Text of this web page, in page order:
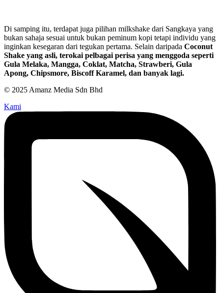
Di samping itu, terdapat juga pilihan milkshake dari Sangkaya yang
bukan sahaja sesuai untuk bukan peminum kopi tetapi individu yang
inginkan kesegaran dari tegukan pertama. Selain daripada Coconut
Shake yang asli, terokai pelbagai perisa yang menggoda seperti
Gula Melaka, Mangga, Coklat, Matcha, Strawberi, Gula
Apong, Chipsmore, Biscoff Karamel, dan banyak lagi.
© 2025 Amanz Media Sdn Bhd
Kami